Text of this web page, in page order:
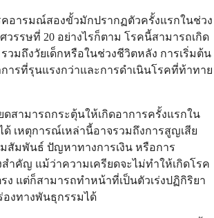
อารมณ์สองขั้วมักปรากฏตัวครั้งแรกในช่วง
รรษที่ 20 อย่างไรก็ตาม โรคนี้สามารถเกิด
วมถึงวัยเด็กหรือในช่วงชีวิตหลัง การเริ่มต้น
ารที่รุนแรงกว่าและการดำเนินโรคที่ท้าทาย
สามารถกระตุ้นให้เกิดอาการครั้งแรกใน
เหตุการณ์เหล่านี้อาจรวมถึงการสูญเสีย
สัมพันธ์ ปัญหาทางการเงิน หรือการ
ำคัญ แม้ว่าความเครียดจะไม่ทำให้เกิดโรค
ง แต่ก็สามารถทำหน้าที่เป็นตัวเร่งปฏิกิริยา
งทางพันธุกรรมได้